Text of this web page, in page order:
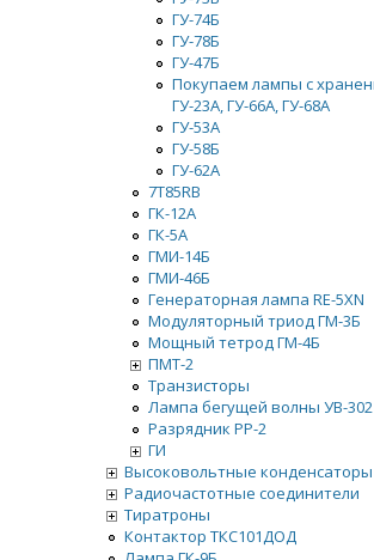
ГУ-74Б
ГУ-78Б
ГУ-47Б
Покупаем лампы с
ГУ-23А, ГУ-66А, ГУ-68А
ГУ-53А
ГУ-58Б
ГУ-62А
7Т85RB
ГК-12А
ГК-5А
ГМИ-14Б
ГМИ-46Б
Генераторная лампа RE-5XN
Модуляторный триод ГМ-3Б
Мощный тетрод ГМ-4Б
ПМТ-2
Транзисторы
Лампа бегущей волны УВ-302
Разрядник РР-2
ГИ
Высоковольтные конденсаторы
Радиочастотные соединители
Тиратроны
Контактор ТКС101ДОД